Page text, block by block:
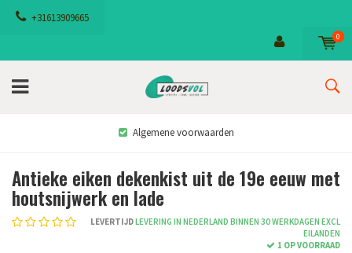
+31613909665
0
Algemene voorwaarden
Antieke eiken dekenkist uit de 19e eeuw met
houtsnijwerk en lade
LEVERTIJDLEVERING IN NEDERLAND BINNEN 30 WERKDAGEN EXCL
EILANDEN
1 OP VOORRAAD